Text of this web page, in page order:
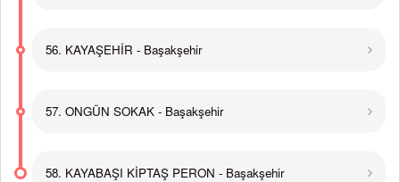
56. KAYAŞEHİR - Başakşehir
57. ONGÜN SOKAK - Başakşehir
58. KAYABAŞI KİPTAŞ PERON - Başakşehir